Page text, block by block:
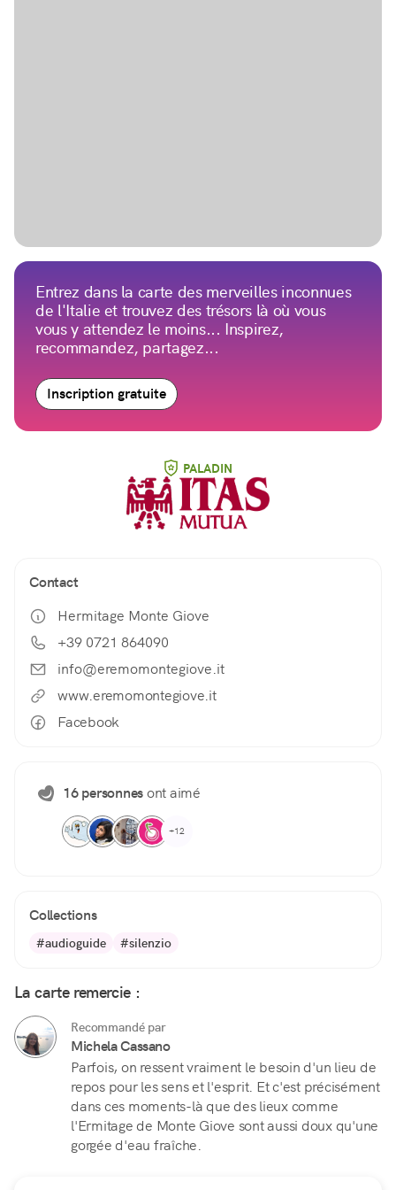
Entrez dans la carte des merveilles inconnues
de l'Italie et trouvez des trésors là où vous
vous y attendez le moins... Inspirez,
recommandez, partagez...
Inscription gratuite
PALADIN
Contact
Hermitage Monte Giove
+39 0721 864090
info@eremomontegiove.it
www.eremomontegiove.it
Facebook
16 personnesont aimé
+12
Collections
#audioguide #silenzio
La carte remercie :
Recommandé par
Michela Cassano
Parfois, on ressent vraiment le besoin d'un lieu de
repos pour les sens et l'esprit. Et c'est précisément
dans ces moments-là que des lieux comme
l'Ermitage de Monte Giove sont aussi doux qu'une
gorgée d'eau fraîche.